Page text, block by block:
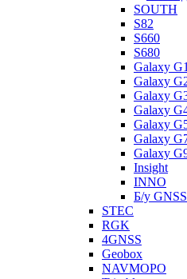
SOUTH
S82
S660
S680
Galaxy G1
Galaxy
Galaxy
Galaxy
Galaxy
Galaxy
Galaxy
Insight
INNO
Б/у
STEC
RGK
4GNSS
Geobox
NAVMOPO